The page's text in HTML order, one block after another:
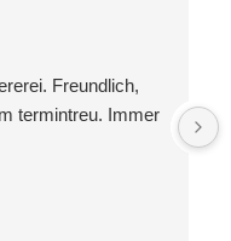
Freundlich,
termintreu. Immer